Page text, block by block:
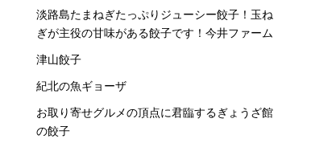
淡路島たまねぎたっぷりジューシー餃子！玉ね
ぎが主役の甘味がある餃子です！今井ファーム
津山餃子
紀北の魚ギョーザ
お取り寄せグルメの頂点に君臨するぎょうざ館
の餃子